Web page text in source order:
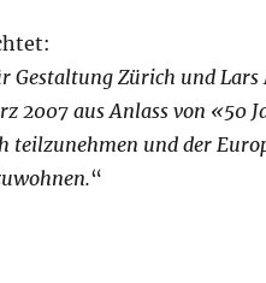
Gestaltung Zürich und
2007 aus Anlass von «50
teilzunehmen und der
“